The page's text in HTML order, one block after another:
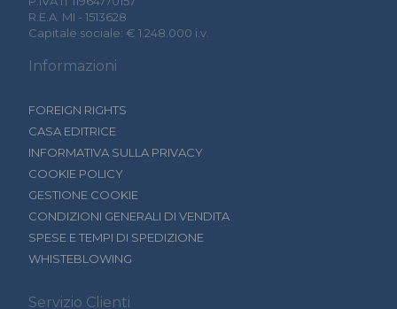
R.E.A. MI - 1513628
Capitale sociale: € 1.248.000 i.v.
Informazioni
FOREIGN RIGHTS
CASA EDITRICE
INFORMATIVA SULLA PRIVACY
COOKIE POLICY
GESTIONE COOKIE
CONDIZIONI GENERALI DI VENDITA
SPESE E TEMPI DI SPEDIZIONE
WHISTEBLOWING
Servizio Clienti